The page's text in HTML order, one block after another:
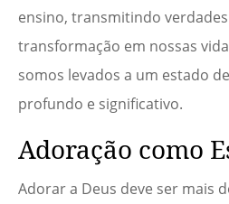
ensino, transmitindo
transformação em nossas
somos levados a um estado
profundo e significativo.
Adoração como
Adorar a Deus deve ser mais